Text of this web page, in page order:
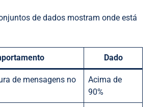
de dados mostram onde está
Dado
de mensagens no
Acima de
90%